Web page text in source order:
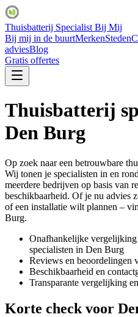
Thuisbatterij Specialist Bij Mij
Bij mij in de buurtMerkenSteden
adviesBlog
Gratis offertes
Thuisbatterij
Den Burg
Op zoek naar een betrouwbare
Wij tonen je specialisten in en rond
meerdere bedrijven op basis van
beschikbaarheid. Of je nu advies
of een installatie wilt plannen –
Burg.
Onafhankelijke
specialisten in Den Burg
Reviews en beoordelingen
Beschikbaarheid en
Transparante vergelijking
Korte check voor